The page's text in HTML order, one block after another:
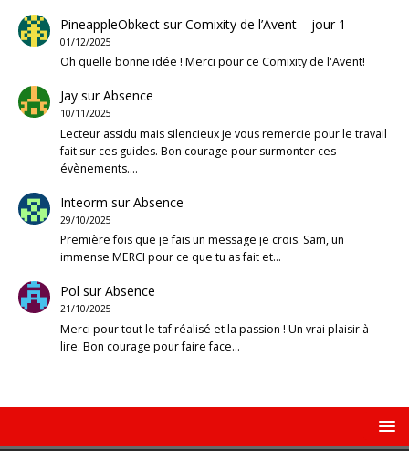
PineappleObkectsurComixity de l’Avent – jour 1
01/12/2025
Oh quelle bonne idée ! Merci pour ce Comixity de l'Avent!
JaysurAbsence
10/11/2025
Lecteur assidu mais silencieux je vous remercie pour le travail
fait sur ces guides. Bon courage pour surmonter ces
évènements.…
Inteorm surAbsence
29/10/2025
Première fois que je fais un message je crois. Sam, un
immense MERCI pour ce que tu as fait et…
Pol surAbsence
21/10/2025
Merci pour tout le taf réalisé et la passion ! Un vrai plaisir à
lire. Bon courage pour faire face…